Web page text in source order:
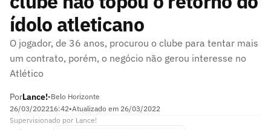
ídolo atleticano
O jogador, de 36 anos, procurou o clube para tentar mais
um contrato, porém, o negócio não gerou interesse no
Atlético
PorLance!•Belo Horizonte
26/03/202216:42•Atualizado em 26/03/2022
Supervisionado por Lance!